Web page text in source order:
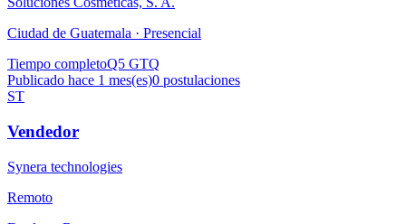
Ciudad de Guatemala · Presencial
Tiempo completoQ5 GTQ
Publicado hace 1 mes(es)0 postulaciones
ST
Vendedor
Synera technologies
Remoto